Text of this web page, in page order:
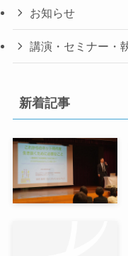
お知らせ
講演・セミナー・
新着記事